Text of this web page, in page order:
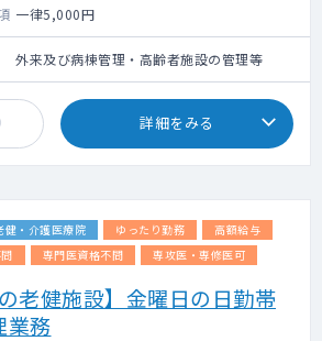
一律5,000円
外来及び病棟管理・高齢者施設の管理等
詳細をみる
健・介護医療院 ゆったり勤務
高額給与
専門医資格不問 専攻医・専修医可
老健施設】金曜日の日勤帯
業務